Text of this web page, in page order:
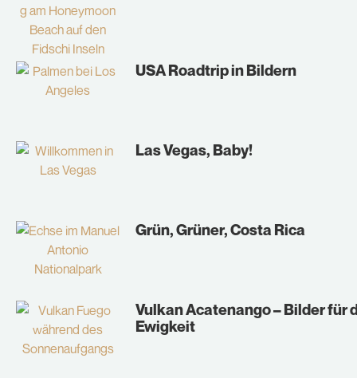
USA Roadtrip in Bildern
Las Vegas, Baby!
Grün, Grüner, Costa Rica
Vulkan Acatenango – Bilder für
Ewigkeit